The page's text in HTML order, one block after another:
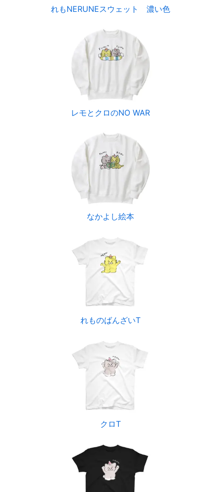
れもNERUNEスウェット 濃い色
レモとクロのNO WAR
なかよし絵本
れものばんざいT
クロT